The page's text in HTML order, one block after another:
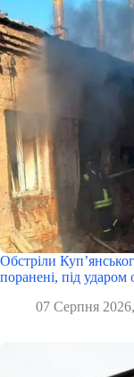
Обстріли
поранені, під ударом
07 Серпня